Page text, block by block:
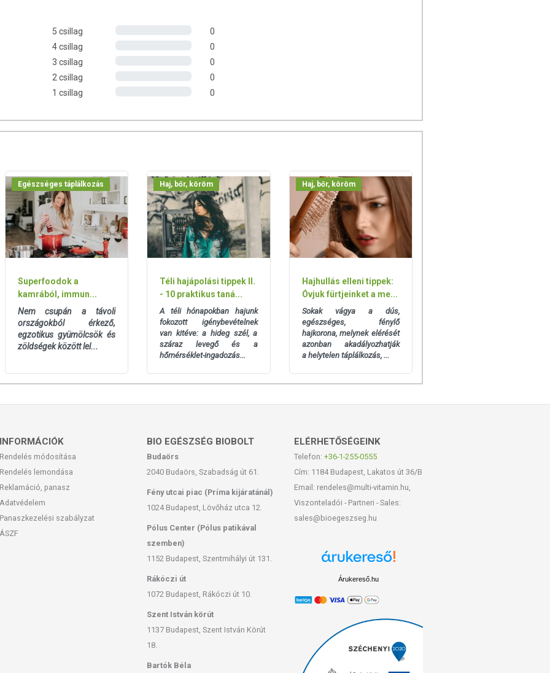
erősíti a szervezet antioxidáns védelmét
por (450 mg /tabletta); maltodextrin; csomósodást
sztearát)
eredetű összetevőt, ezért vegetáriánusok is
és 30°C közötti hőmérsékleten, 70% relatív
és nedvességtől védett helyen tárolva őrzi
mindig jól zárja vissza!
8 kapszulára vonatkozik.
európai uniós szabályozás szerint élelmiszereknek
étrend kiegészítését szolgálják, és koncentrált formában
kiegészítők kedvező élettani hatással
lehet, jelölésük, megjelenítésük, és reklámozásuk
betegséget megelőző vagy gyógyító hatást
ha az összetevők bármelyikére érzékeny vagy
5 csillag
0
4 csillag
0
3 csillag
0
2 csillag
0
1 csillag
0
Egészséges táplálkozás
Superfoodok a
kamrából, immun...
Nem csupán a távoli
országokból érkező,
egzotikus gyümölcsök és
zöldségek között lel...
Haj, bőr, köröm
Téli hajápolási tippek II.
- 10 praktikus taná...
A téli hónapokban hajunk
fokozott igénybevételnek
van kitéve: a hideg szél, a
száraz levegő és a
hőmérséklet-ingadozás...
Haj, bőr, köröm
Hajhullás elleni tippek:
Óvjuk fürtjeinket a me...
Sokak vágya a dús,
egészséges, fénylő
hajkorona, melynek elérését
azonban akadályozhatják
a helytelen táplálkozás, ...
INFORMÁCIÓK
Rendelés módosítása
Rendelés lemondása
Reklamáció, panasz
Adatvédelem
Panaszkezelési szabályzat
ÁSZF
BIO EGÉSZSÉG BIOBOLT
Budaörs
2040 Budaörs, Szabadság út 61.
Fény utcai piac (Príma kijáratánál)
1024 Budapest, Lövőház utca 12.
Pólus Center (Pólus patikával
szemben)
1152 Budapest, Szentmihályi út 131.
Rákóczi út
1072 Budapest, Rákóczi út 10.
Szent István körút
1137 Budapest, Szent István Körút
18.
Bartók Béla
ELÉRHETŐSÉGEINK
Telefon: +36-1-255-0555
Cím: 1184 Budapest, Lakatos út 36/B
Email: rendeles@multi-vitamin.hu,
Viszonteladói - Partneri - Sales:
sales@bioegeszseg.hu
Árukereső.hu